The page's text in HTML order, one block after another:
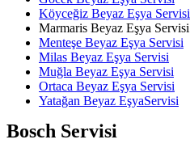
Köyceğiz Beyaz Eşya Servisi
Marmaris Beyaz Eşya Servisi
Menteşe Beyaz Eşya Servisi
Milas Beyaz Eşya Servisi
Muğla Beyaz Eşya Servisi
Ortaca Beyaz Eşya Servisi
Yatağan Beyaz EşyaServisi
Bosch Servisi